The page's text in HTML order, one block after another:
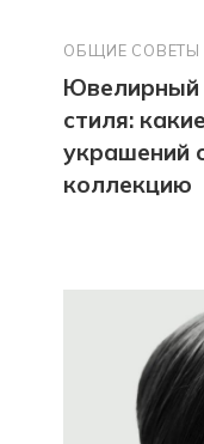
ОБЩИЕ СОВЕТЫ
Ювелирный
стиля:
украшений
коллекцию